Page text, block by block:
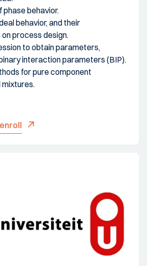
behavior.
behavior, and their
process design.
to obtain parameters,
interaction parameters (BIP).
for pure component